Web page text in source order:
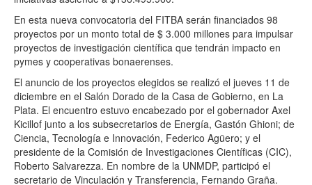
En esta nueva convocatoria del FITBA serán financiados 98
proyectos por un monto total de $ 3.000 millones para impulsar
proyectos de investigación científica que tendrán impacto en
pymes y cooperativas bonaerenses.
El anuncio de los proyectos elegidos se realizó el jueves 11 de
diciembre en el Salón Dorado de la Casa de Gobierno, en La
Plata. El encuentro estuvo encabezado por el gobernador Axel
Kicillof junto a los subsecretarios de Energía, Gastón Ghioni; de
Ciencia, Tecnología e Innovación, Federico Agüero; y el
presidente de la Comisión de Investigaciones Científicas (CIC),
Roberto Salvarezza. En nombre de la UNMDP, participó el
secretario de Vinculación y Transferencia, Fernando Graña.